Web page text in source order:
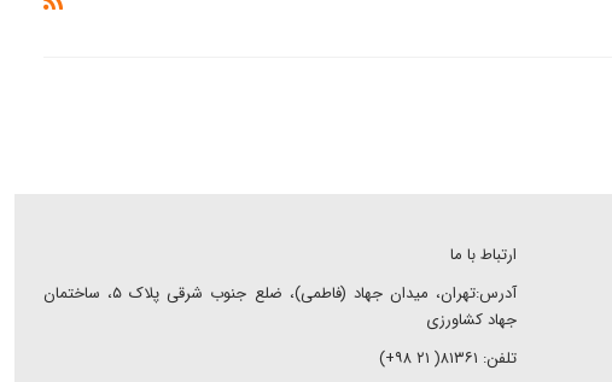
ارتباط با ما
آدرس:تهران، میدان جهاد (فاطمی)، ضلع جنوب شرقی پلاک ۵، ساختمان
جهاد کشاورزی
تلفن: ۸۱۳۶۱( ۲۱ ۹۸+)